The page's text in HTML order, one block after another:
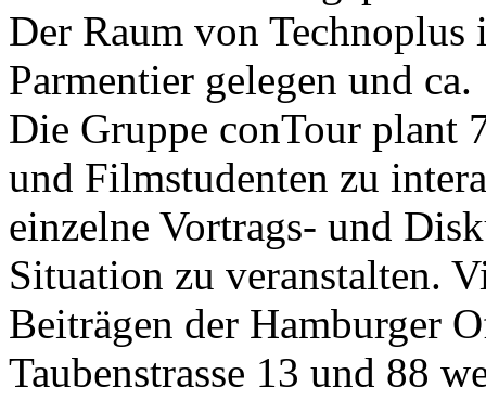
Der Raum von
Parmentier gelegen und
Die Gruppe conTour plant
und Filmstudenten zu
einzelne Vortrags- und
Situation zu veranstalten.
Beiträgen der Hamburger
Taubenstrasse 13 und 88